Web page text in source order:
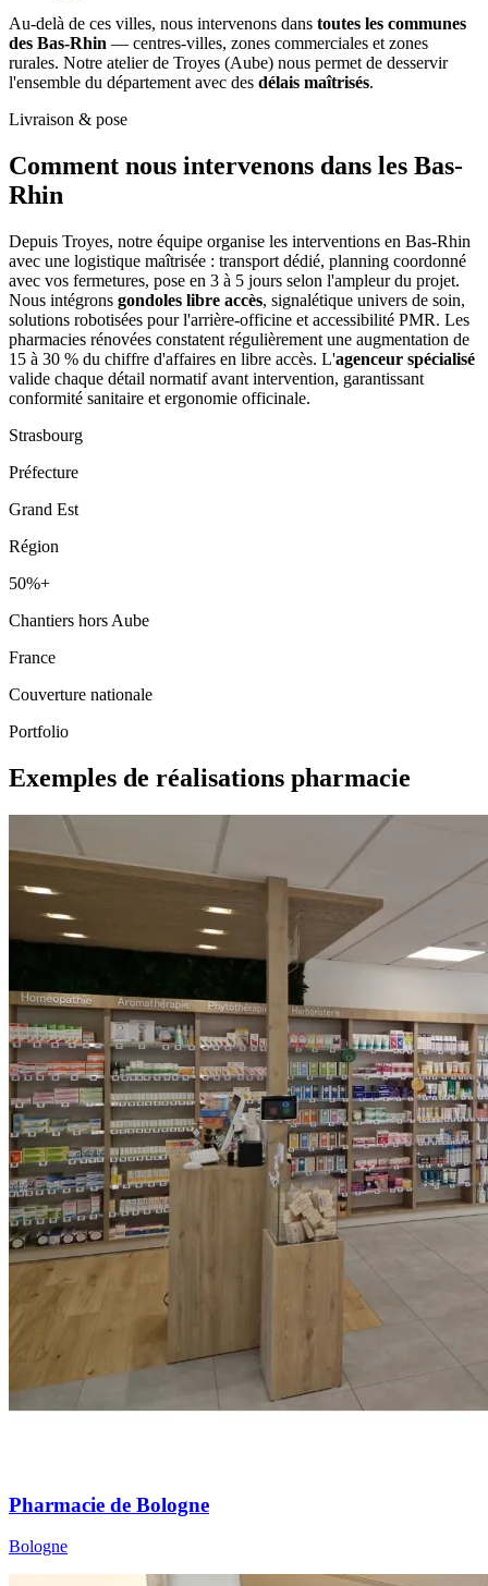
Au-delà de ces villes, nous intervenons dans toutes les communes
des Bas-Rhin — centres-villes, zones commerciales et zones
rurales. Notre atelier de Troyes (Aube) nous permet de desservir
l'ensemble du département avec des délais maîtrisés.
Livraison & pose
Comment nous intervenons dans les Bas-
Rhin
Depuis Troyes, notre équipe organise les interventions en Bas-Rhin
avec une logistique maîtrisée : transport dédié, planning coordonné
avec vos fermetures, pose en 3 à 5 jours selon l'ampleur du projet.
Nous intégrons gondoles libre accès, signalétique univers de soin,
solutions robotisées pour l'arrière-officine et accessibilité PMR. Les
pharmacies rénovées constatent régulièrement une augmentation de
15 à 30 % du chiffre d'affaires en libre accès. L'agenceur spécialisé
valide chaque détail normatif avant intervention, garantissant
conformité sanitaire et ergonomie officinale.
Strasbourg
Préfecture
Grand Est
Région
50%+
Chantiers hors Aube
France
Couverture nationale
Portfolio
Exemples de réalisations pharmacie
Pharmacie de Bologne
Bologne